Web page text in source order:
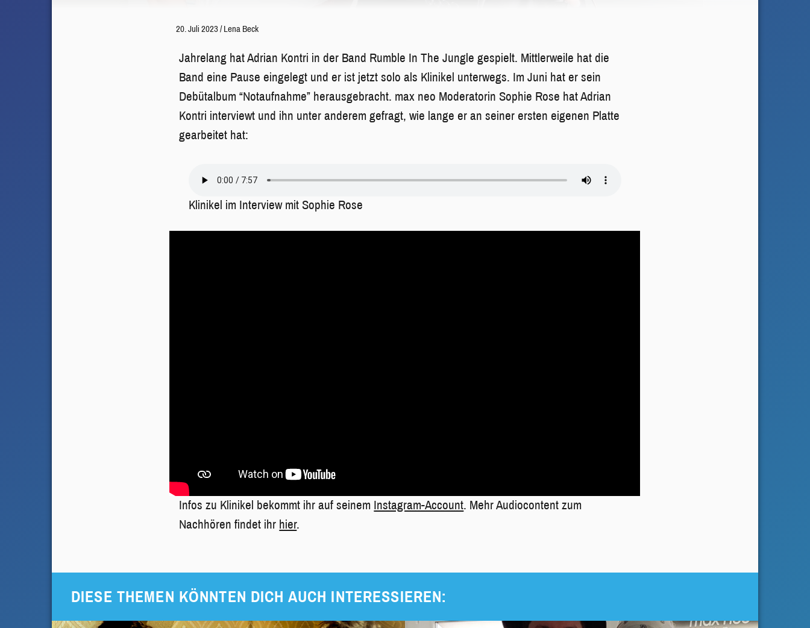
20. Juli 2023/Lena Beck
Jahrelang hat Adrian Kontri in der Band Rumble In The Jungle gespielt. Mittlerweile hat die
Band eine Pause eingelegt und er ist jetzt solo als Klinikel unterwegs. Im Juni hat er sein
Debütalbum “Notaufnahme” herausgebracht. max neo Moderatorin Sophie Rose hat Adrian
Kontri interviewt und ihn unter anderem gefragt, wie lange er an seiner ersten eigenen Platte
gearbeitet hat:
Klinikel im Interview mit Sophie Rose
Infos zu Klinikel bekommt ihr auf seinem Instagram-Account. Mehr Audiocontent zum
Nachhören findet ihr hier.
DIESE THEMEN KÖNNTEN DICH AUCH INTERESSIEREN: